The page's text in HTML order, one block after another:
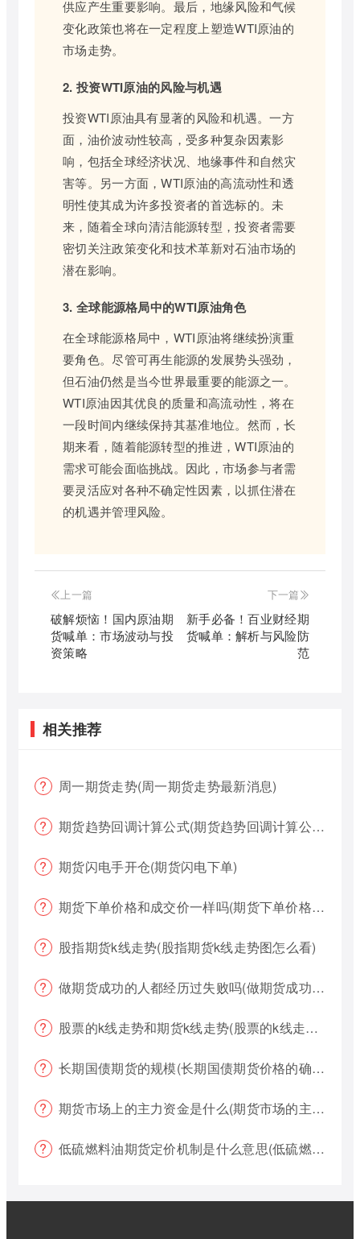
供应产生重要影响。最后，地缘风险和气候
变化政策也将在一定程度上塑造WTI原油的
市场走势。
2. 投资WTI原油的风险与机遇
投资WTI原油具有显著的风险和机遇。一方
面，油价波动性较高，受多种复杂因素影
响，包括全球经济状况、地缘事件和自然灾
害等。另一方面，WTI原油的高流动性和透
明性使其成为许多投资者的首选标的。未
来，随着全球向清洁能源转型，投资者需要
密切关注政策变化和技术革新对石油市场的
潜在影响。
3. 全球能源格局中的WTI原油角色
在全球能源格局中，WTI原油将继续扮演重
要角色。尽管可再生能源的发展势头强劲，
但石油仍然是当今世界最重要的能源之一。
WTI原油因其优良的质量和高流动性，将在
一段时间内继续保持其基准地位。然而，长
期来看，随着能源转型的推进，WTI原油的
需求可能会面临挑战。因此，市场参与者需
要灵活应对各种不确定性因素，以抓住潜在
的机遇并管理风险。
上一篇
破解烦恼！国内原油期
货喊单：市场波动与投
资策略
下一篇
新手必备！百业财经期
货喊单：解析与风险防
范
相关推荐
周一期货走势(周一期货走势最新消息)
期货趋势回调计算公式(期货趋势回调计算公式是什么)
期货闪电手开仓(期货闪电下单)
期货下单价格和成交价一样吗(期货下单价格哪个好?)
股指期货k线走势(股指期货k线走势图怎么看)
做期货成功的人都经历过失败吗(做期货成功的人都经历过失败吗为什么)
股票的k线走势和期货k线走势(股票的k线走势和期货k线走势一样吗)
长期国债期货的规模(长期国债期货价格的确定)
期货市场上的主力资金是什么(期货市场的主力资金都是什么样的)
低硫燃料油期货定价机制是什么意思(低硫燃料油期货定价机制是什么意思啊)